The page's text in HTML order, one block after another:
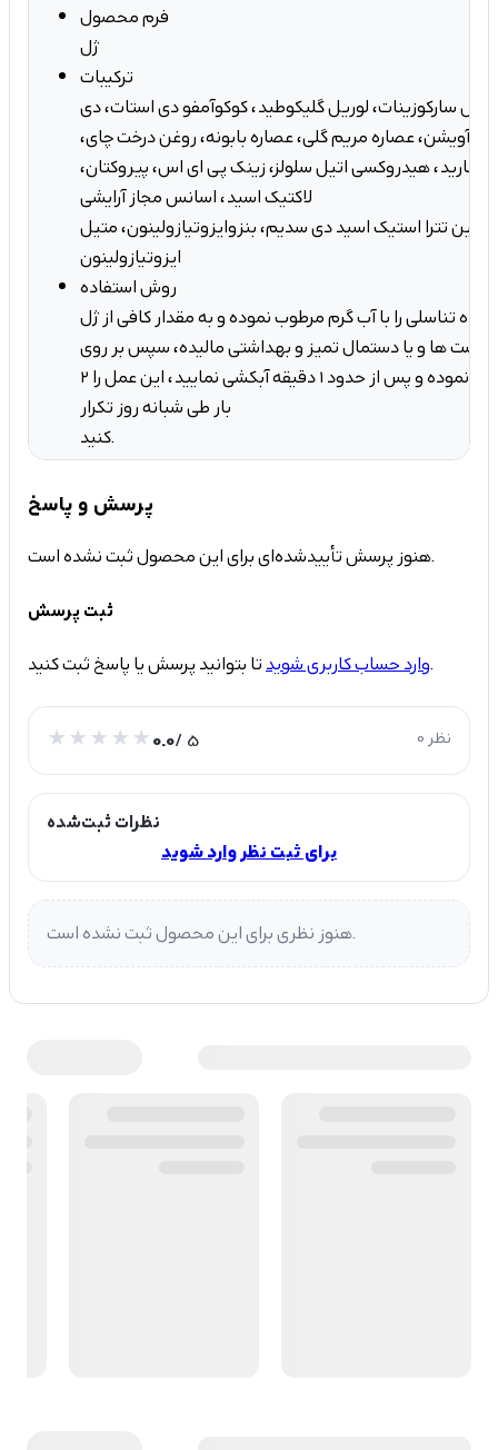
فرم محصول
ژل
ترکیبات
سارکوزینات، لوریل گلیکوطید، کوکوآمفو دی استات، دی
آویشن، عصاره مریم گلی، عصاره بابونه، روغن درخت چای،
هیدروکسی اتیل سلولز، زینک پی ای اس، پیروکتان،
لاکتیک اسید، اسانس مجاز آرایشی
آمین تترا استیک اسید دی سدیم، بنزوایزوتیازولینون، متیل
ایزوتیازولینون
روش استفاده
تناسلی را با آب گرم مرطوب نموده و به مقدار کافی از ژل
دست ها و یا دستمال تمیز و بهداشتی مالیده، سپس بر روی
موضع مورد نظر استعمال نموده و پس از حدود ۱ دقیقه آبکشی نمایید، این عمل را ۲
بار طی شبانه روز تکرار
کنید.
پرسش و پاسخ
هنوز پرسش تأییدشده‌ای برای این محصول ثبت نشده است.
ثبت پرسش
وارد حساب کاربری شویدتا بتوانید پرسش یا پاسخ ثبت کنید.
0.0/ 5 0 نظر
نظرات ثبت‌شده
برای ثبت نظر وارد شوید
هنوز نظری برای این محصول ثبت نشده است.